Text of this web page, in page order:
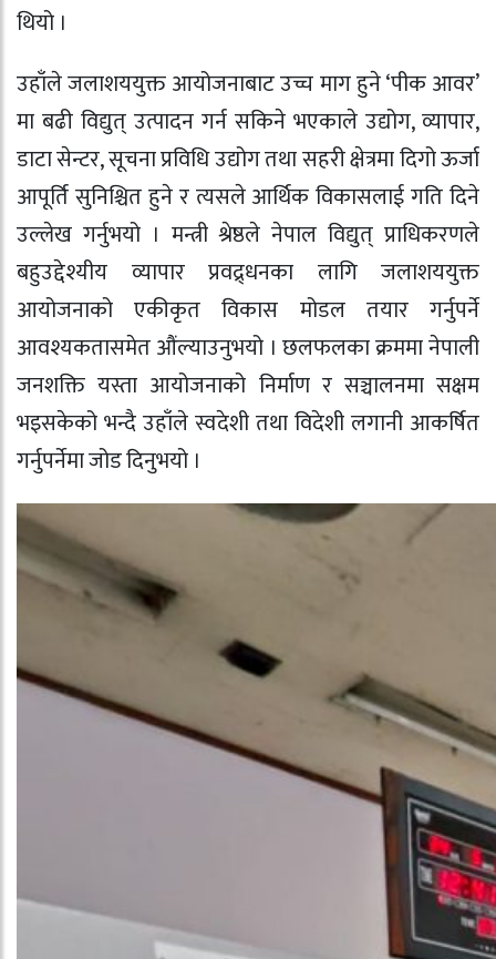
थियो ।
उहाँले जलाशययुक्त आयोजनाबाट उच्च माग हुने ‘पीक आवर’
मा बढी विद्युत् उत्पादन गर्न सकिने भएकाले उद्योग, व्यापार,
डाटा सेन्टर, सूचना प्रविधि उद्योग तथा सहरी क्षेत्रमा दिगो ऊर्जा
आपूर्ति सुनिश्चित हुने र त्यसले आर्थिक विकासलाई गति दिने
उल्लेख गर्नुभयो । मन्त्री श्रेष्ठले नेपाल विद्युत् प्राधिकरणले
बहुउद्देश्यीय व्यापार प्रवद्र्धनका लागि जलाशययुक्त
आयोजनाको एकीकृत विकास मोडल तयार गर्नुपर्ने
आवश्यकतासमेत औंल्याउनुभयो । छलफलका क्रममा नेपाली
जनशक्ति यस्ता आयोजनाको निर्माण र सञ्चालनमा सक्षम
भइसकेको भन्दै उहाँले स्वदेशी तथा विदेशी लगानी आकर्षित
गर्नुपर्नेमा जोड दिनुभयो ।